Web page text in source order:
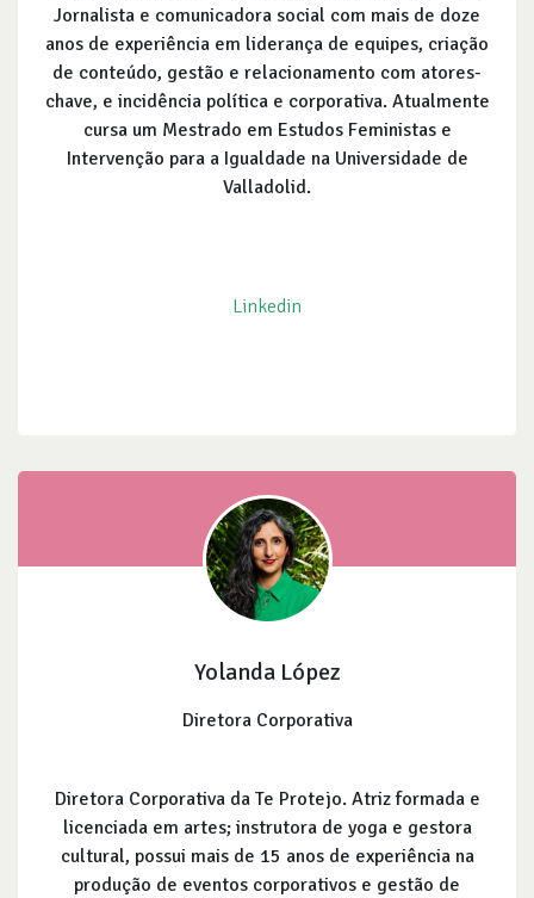
Jornalista e comunicadora social com mais de doze
anos de experiência em liderança de equipes, criação
de conteúdo, gestão e relacionamento com atores-
chave, e incidência política e corporativa. Atualmente
cursa um Mestrado em Estudos Feministas e
Intervenção para a Igualdade na Universidade de
Valladolid.
Linkedin
Yolanda López
Diretora Corporativa
Diretora Corporativa da Te Protejo. Atriz formada e
licenciada em artes; instrutora de yoga e gestora
cultural, possui mais de 15 anos de experiência na
produção de eventos corporativos e gestão de